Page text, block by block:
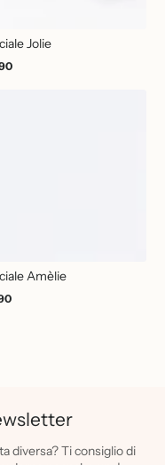
Jolie
Amèlie
diversa? Ti consiglio di